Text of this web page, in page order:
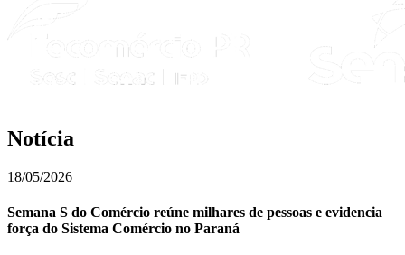
Notícia
18/05/2026
Semana S do Comércio reúne milhares de pessoas e evidencia
força do Sistema Comércio no Paraná